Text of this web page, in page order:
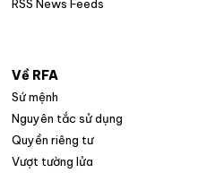
RSS News Feeds
Về RFA
Sứ mệnh
Nguyên tắc sử dụng
Quyền riêng tư
Vượt tường lửa